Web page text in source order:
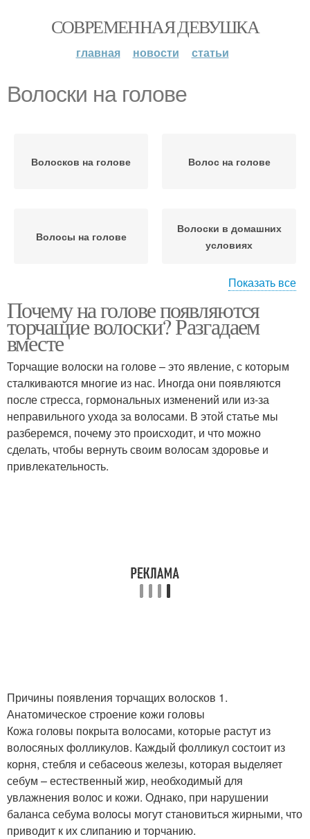
СОВРЕМЕННАЯ ДЕВУШКА
главная новости статьи
Волоски на голове
Волосков на голове Волос на голове
Волосы на голове
Волоски в домашних
условиях
Короткие волоски
Показать все
Почему на голове появляются
торчащие волоски? Разгадаем
вместе
Торчащие волоски на голове – это явление, с которым
сталкиваются многие из нас. Иногда они появляются
после стресса, гормональных изменений или из-за
неправильного ухода за волосами. В этой статье мы
разберемся, почему это происходит, и что можно
сделать, чтобы вернуть своим волосам здоровье и
привлекательность.
Причины появления торчащих волосков 1.
Анатомическое строение кожи головы
Кожа головы покрыта волосами, которые растут из
волосяных фолликулов. Каждый фолликул состоит из
корня, стебля и себaceous железы, которая выделяет
себум – естественный жир, необходимый для
увлажнения волос и кожи. Однако, при нарушении
баланса себума волосы могут становиться жирными, что
приводит к их слипанию и торчанию.